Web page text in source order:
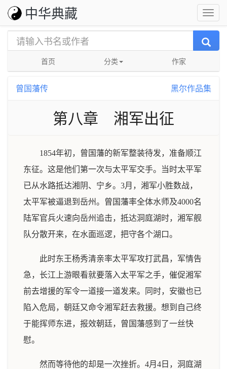
中华典藏
首页 分类 作家
曾国藩传 黑尔作品集
第八章 湘军出征
1854年初，曾国藩的新军整装待发，准备顺江
东征。这是他们第一次与太平军交手。当时太平军
已从水路抵达湘阴、宁乡。3月，湘军小胜数战，
太平军被逼退到岳州。曾国藩率全体水师及4000名
陆军官兵火速向岳州追击，抵达洞庭湖时，湘军舰
队分散开来，在水面巡逻，把守各个湖口。
此时东王杨秀清亲率太平军攻打武昌，军情告
急，长江上游眼看就要落入太平军之手，催促湘军
前去增援的军令一道接一道发来。同时，安徽也已
陷入危局，朝廷又命令湘军赶去救援。想到自己终
于能挥师东进，报效朝廷，曾国藩感到了一丝快
慰。
然而等待他的却是一次挫折。4月4日，洞庭湖